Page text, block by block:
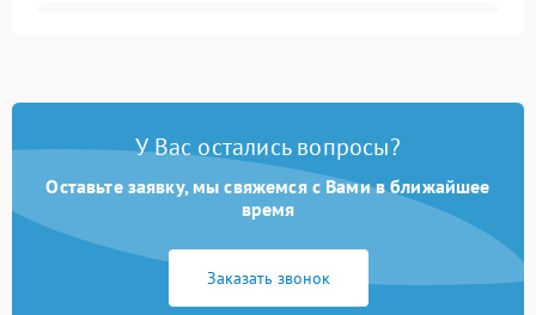
Поломка системы
Неисправность системы
2000 ₽ Подробнее →
Поломка сетевого шнура 500 ₽ Подробнее →
У Вас остались вопросы?
Оставьте заявку, мы свяжемся с Вами в ближайшее
время
Заказать звонок